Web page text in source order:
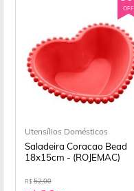
OFF
Utensílios Domésticos
Saladeira Coracao Bead
18x15cm - (ROJEMAC)
R$52,00